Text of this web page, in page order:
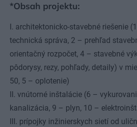
*Obsah projektu:
I. architektonicko-stavebné riešenie
technická správa, 2 – prehľad
orientačný rozpočet, 4 – stavebné
pôdorysy, rezy, pohľady, detaily) v
50, 5 – oplotenie)
II. vnútorné inštalácie (6 –
kanalizácia, 9 – plyn, 10 –
III. prípojky inžinierskych sietí od